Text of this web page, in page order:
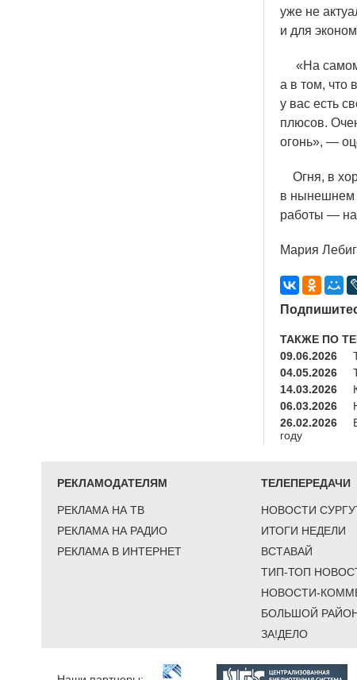
уже не
и для
«На
а в том, что
у вас есть
плюсов.
огонь», —
Огня, в
в нынешнем
работы —
Мария
ТАКЖЕ ПО
09.06.2026
04.05.2026
14.03.2026
06.03.2026
26.02.2026
году
РЕКЛАМОДАТЕЛЯМ
РЕКЛАМА НА ТВ
РЕКЛАМА НА РАДИО
РЕКЛАМА В ИНТЕРНЕТ
ТЕЛЕПЕРЕДАЧИ
НОВОСТИ
ИТОГИ НЕДЕЛИ
ВСТАВАЙ
ТИП-ТОП
НОВОСТИ-
БОЛЬШОЙ
ЗА!ДЕЛО